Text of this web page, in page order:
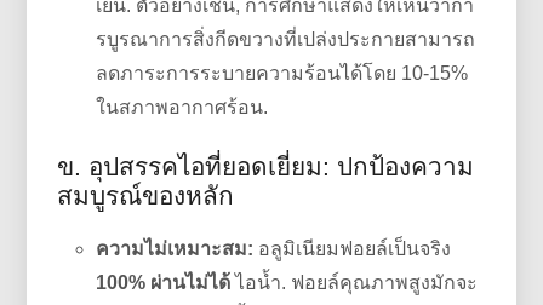
เย็น. ตัวอย่างเช่น, การศึกษาแสดงให้เห็นว่ากา
รบูรณาการสิ่งกีดขวางที่เปล่งประกายสามารถ
ลดภาระการระบายความร้อนได้โดย 10-15%
ในสภาพอากาศร้อน.
ข. อุปสรรคไอที่ยอดเยี่ยม: ปกป้องความ
สมบูรณ์ของหลัก
ความไม่เหมาะสม: อลูมิเนียมฟอยล์เป็นจริง
100% ผ่านไม่ได้ไอน้ำ. ฟอยล์คุณภาพสูงมักจะ